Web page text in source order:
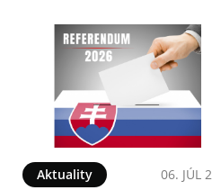
Aktuality 06. JÚL